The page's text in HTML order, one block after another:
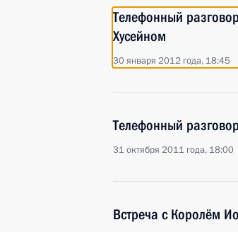
Телефонный
Хусейном
30 января 2012 года, 18:45
Телефонный
31 октября 2011 года, 18:00
Встреча с Королём